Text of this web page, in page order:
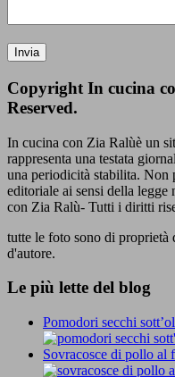
Copyright In cucina
Reserved.
In cucina con Zia Ralùè un
rappresenta una testata
una periodicità stabilita. Non
editoriale ai sensi della
con Zia Ralù- Tutti i diritti
tutte le foto sono di
d'autore.
Le più lette del blog
Pomodori secchi
Sovracosce di pollo al